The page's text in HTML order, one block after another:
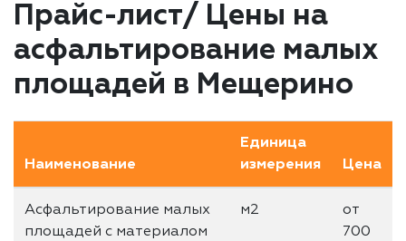
Прайс-лист/ Цены на
асфальтирование малых
площадей в Мещерино
Наименование
Единица
измерения
Цена
Асфальтирование малых
площадей с материалом
м2
от
700